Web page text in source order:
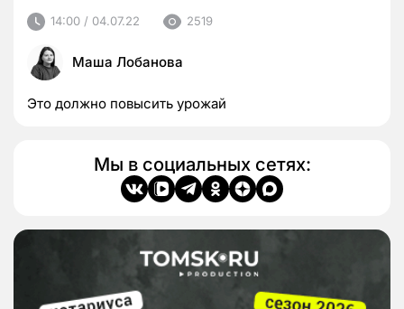
14:00 / 04.07.22 2519
Маша Лобанова
Это должно повысить урожай
Мы в социальных сетях: